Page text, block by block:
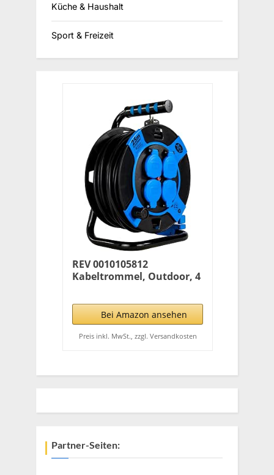
Küche & Haushalt
Sport & Freizeit
REV 0010105812
Kabeltrommel, Outdoor, 4
25m, schwarz
Bei Amazon ansehen
Preis inkl. MwSt., zzgl. Versandkosten
Partner-Seiten: